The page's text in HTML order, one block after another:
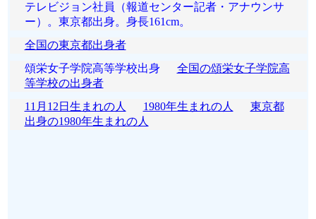
テレビジョン社員（報道センター記者・アナウンサ
ー）。東京都出身。身長161cm。
全国の東京都出身者
頌栄女子学院高等学校出身 全国の頌栄女子学院高
等学校の出身者
11月12日生まれの人
1980年生まれの人
東京都
出身の1980年生まれの人